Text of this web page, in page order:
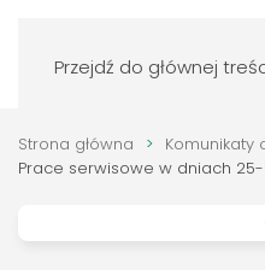
Przejdź do głównej
Strona główna
Komunikaty
Prace serwisowe w dniach 25-